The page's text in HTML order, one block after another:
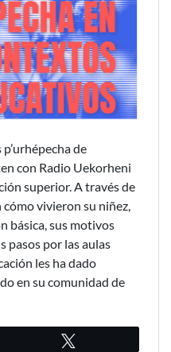
de
con Radio Uekorheni
superior. A través de
vivieron su niñez,
básica, sus motivos
pasos por las aulas
les ha dado
en su comunidad de